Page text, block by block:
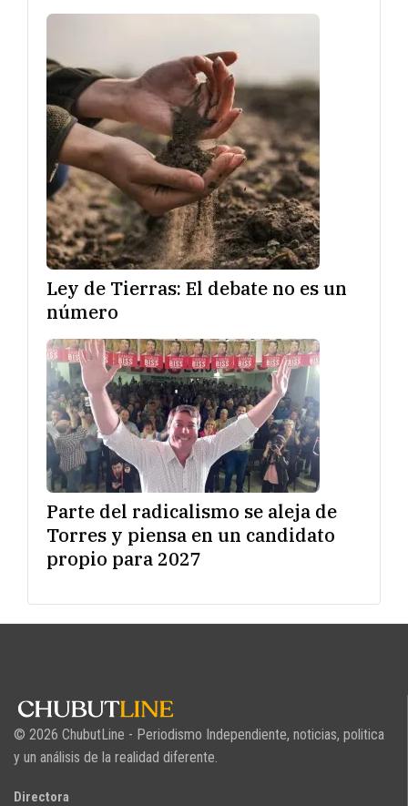
Ley de Tierras: El debate no es un
número
Parte del radicalismo se aleja de
Torres y piensa en un candidato
propio para 2027
© 2026 ChubutLine - Periodismo Independiente, noticias, politica
y un análisis de la realidad diferente.
Directora